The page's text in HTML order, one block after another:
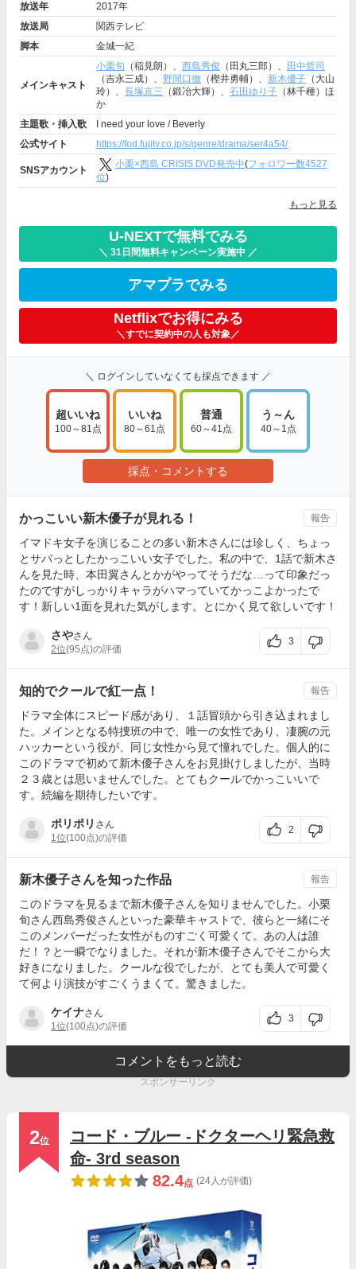
放送年
2017年
放送局
関西テレビ
脚本
金城一紀
メインキャスト
小栗旬 （稲見朗）、 西島秀俊 （田丸三郎）、
田中哲司
（吉永三成）、 野間口徹 （樫井勇輔）、 新木優子 （大山
玲）、 長塚京三 （鍛冶大輝）、 石田ゆり子 （林千種）ほ
か
主題歌・挿入歌
I need your love / Beverly
公式サイト
https://fod.fujitv.co.jp/s/genre/drama/ser4a54/
SNSアカウント
小栗×西島 CRISIS DVD発売中(フォロワー数4527
位)
もっと見る
U-NEXTで無料でみる
＼ 31日間無料キャンペーン実施中 ／
アマプラでみる
Netflixでお得にみる
＼すでに契約中の人も対象／
＼ ログインしていなくても採点できます ／
超いいね
100～81点
いいね
80～61点
普通
60～41点
う～ん
40～1点
採点・コメントする
かっこいい新木優子が見れる！
イマドキ女子を演じることの多い新木さんには珍しく、ちょっ
とサバっとしたかっこいい女子でした。私の中で、1話で新木さ
んを見た時、本田翼さんとかがやってそうだな…って印象だっ
たのですがしっかりキャラがハマっていてかっこよかったで
す！新しい1面を見れた気がします。とにかく見て欲しいです！
さやさん
2位(95点)の評価
3
報告
知的でクールで紅一点！
ドラマ全体にスピード感があり、１話冒頭から引き込まれまし
た。メインとなる特捜班の中で、唯一の女性であり、凄腕の元
ハッカーという役が、同じ女性から見て憧れでした。個人的に
このドラマで初めて新木優子さんをお見掛けしましたが、当時
２３歳とは思いませんでした。とてもクールでかっこいいで
す。続編を期待したいです。
ポリポリ さん
1位(100点)の評価
2
報告
新木優子さんを知った作品
このドラマを見るまで新木優子さんを知りませんでした。小栗
旬さん西島秀俊さんといった豪華キャストで、彼らと一緒にそ
このメンバーだった女性がものすごく可愛くて。あの人は誰
だ！？と一瞬でなりました。それが新木優子さんでそこから大
好きになりました。クールな役でしたが、とても美人で可愛く
て何より演技がすごくうまくて。驚きました。
ケイナさん
1位(100点)の評価
3
報告
コメントをもっと読む
スポンサーリンク
2位
コード・ブルー -ドクターヘリ緊急救
命- 3rd season
82.4点 (24人が評価)